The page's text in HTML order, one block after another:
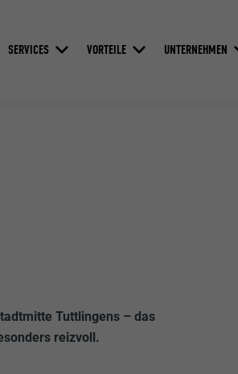
SERVICES VORTEILE UNTERNEHMEN
Tuttlingens – das
reizvoll.